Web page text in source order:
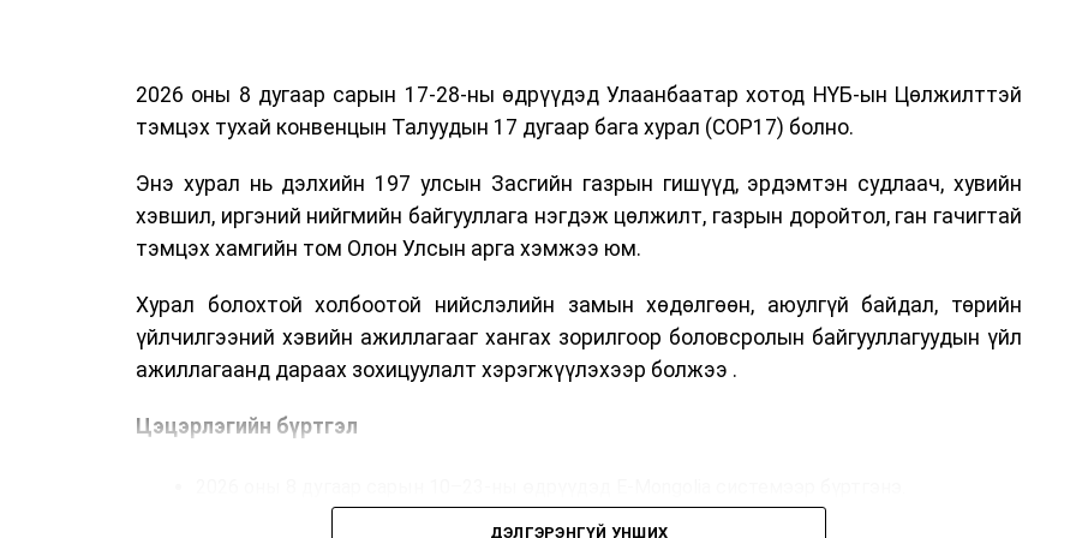
2026 оны 8 дугаар сарын 17-28-ны өдрүүдэд Улаанбаатар хотод НҮБ-ын Цөлжилттэй
тэмцэх тухай конвенцын Талуудын 17 дугаар бага хурал (COP17) болно.
Энэ хурал нь дэлхийн 197 улсын Засгийн газрын гишүүд, эрдэмтэн судлаач, хувийн
хэвшил, иргэний нийгмийн байгууллага нэгдэж цөлжилт, газрын доройтол, ган гачигтай
тэмцэх хамгийн том Олон Улсын арга хэмжээ юм.
Хурал болохтой холбоотой нийслэлийн замын хөдөлгөөн, аюулгүй байдал, төрийн
үйлчилгээний хэвийн ажиллагааг хангах зорилгоор боловсролын байгууллагуудын үйл
ажиллагаанд дараах зохицуулалт хэрэгжүүлэхээр болжээ .
Цэцэрлэгийн бүртгэл
ДЭЛГЭРЭНГҮЙ УНШИХ